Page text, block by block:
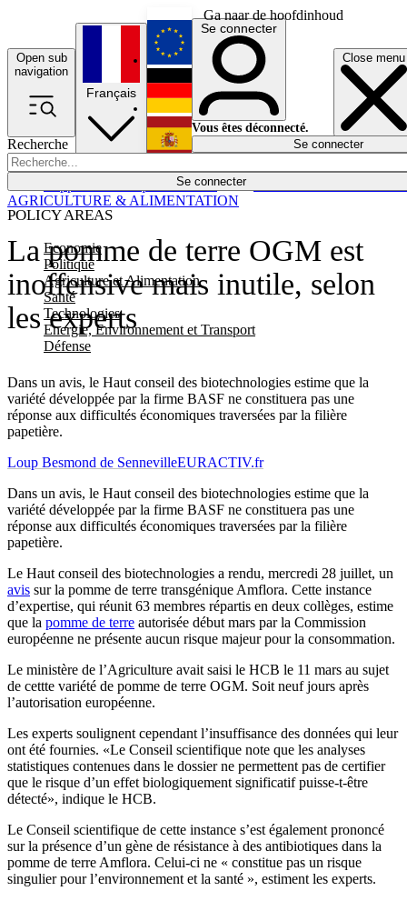
Ga naar de hoofdinhoud
Open sub
navigation
Close menu
Recherche
Se connecter
POLICY AREAS
Economie
Politique
Agriculture et Alimentation
Santé
Technologies
Energie, Environnement et Transport
Défense
Économie
Français
English
Deutsch
Español
Se connecter
Vous êtes déconnecté.
Se connecter
La pomme de terre OGM est
inoffensive mais inutile, selon
les experts
Dans un avis, le Haut conseil des biotechnologies estime que la
variété développée par la firme BASF ne constituera pas une
réponse aux difficultés économiques traversées par la filière
papetière.
AGRICULTURE & ALIMENTATION
Loup Besmond de SennevilleEURACTIV.fr
Dans un avis, le Haut conseil des biotechnologies estime que la
variété développée par la firme BASF ne constituera pas une
réponse aux difficultés économiques traversées par la filière
papetière.
Le Haut conseil des biotechnologies a rendu, mercredi 28 juillet, un
avis sur la pomme de terre transgénique Amflora. Cette instance
d’expertise, qui réunit 63 membres répartis en deux collèges, estime
que la pomme de terre autorisée début mars par la Commission
européenne ne présente aucun risque majeur pour la consommation.
Le ministère de l’Agriculture avait saisi le HCB le 11 mars au sujet
de cettte variété de pomme de terre OGM. Soit neuf jours après
l’autorisation européenne.
Les experts soulignent cependant l’insuffisance des données qui leur
ont été fournies. «Le Conseil scientifique note que les analyses
statistiques contenues dans le dossier ne permettent pas de certifier
que le risque d’un effet biologiquement significatif puisse-t-être
détecté», indique le HCB.
Le Conseil scientifique de cette instance s’est également prononcé
sur la présence d’un gène de résistance à des antibiotiques dans la
pomme de terre Amflora. Celui-ci ne « constitue pas un risque
singulier pour l’environnement et la santé », estiment les experts.